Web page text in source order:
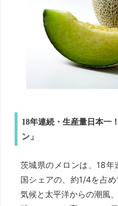
18年連続・生産量日本一
ン」
茨城県のメロンは、18
国シェアの、約1/4を占
気候と太平洋からの潮風